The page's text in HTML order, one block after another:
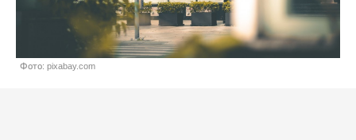
Фото: pixabay.com